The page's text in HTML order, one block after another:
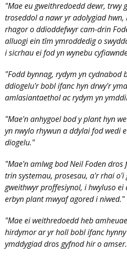
"Mae eu gweithredoedd dewr, trwy
troseddol a nawr yr adolygiad
rhagor o ddioddefwyr cam-drin
alluogi ein tîm ymroddedig o
i sicrhau ei fod yn wynebu
"Fodd bynnag, rydym yn cydnabod
ddiogelu'r bobl ifanc hyn drwy'r
amlasiantaethol ac rydym yn
"Mae'n anhygoel bod y plant hyn
yn nwylo rhywun a ddylai fod wedi
diogelu."
"Mae'n amlwg bod Neil Foden
trin systemau, prosesau, a'r rhai o'i
gweithwyr proffesiynol, i hwyluso
erbyn plant mwyaf agored i niwed."
"Mae ei weithredoedd heb
hirdymor ar yr holl bobl ifanc hynny
ymddygiad dros gyfnod hir o